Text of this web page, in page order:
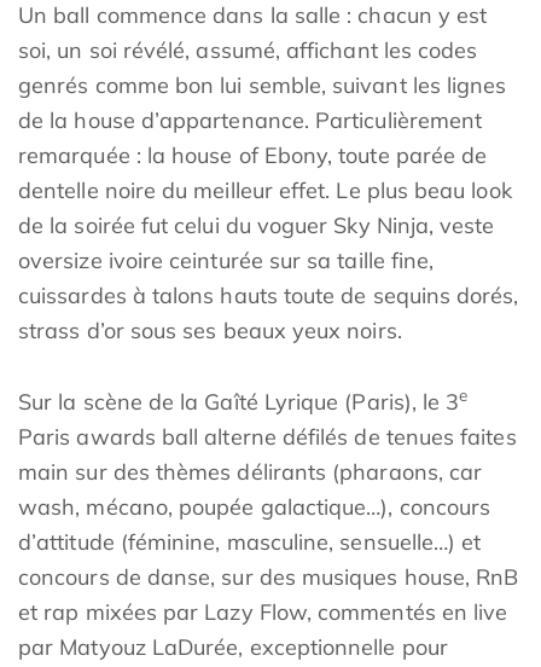
Un ball commence dans la salle : chacun y est
soi, un soi révélé, assumé, affichant les codes
genrés comme bon lui semble, suivant les lignes
de la house d’appartenance. Particulièrement
remarquée : la house of Ebony, toute parée de
dentelle noire du meilleur effet. Le plus beau look
de la soirée fut celui du voguer Sky Ninja, veste
oversize ivoire ceinturée sur sa taille fine,
cuissardes à talons hauts toute de sequins dorés,
strass d’or sous ses beaux yeux noirs.
Sur la scène de la Gaîté Lyrique (Paris), le 3e
Paris awards ball alterne défilés de tenues faites
main sur des thèmes délirants (pharaons, car
wash, mécano, poupée galactique…), concours
d’attitude (féminine, masculine, sensuelle…) et
concours de danse, sur des musiques house, RnB
et rap mixées par Lazy Flow, commentés en live
par Matyouz LaDurée, exceptionnelle pour